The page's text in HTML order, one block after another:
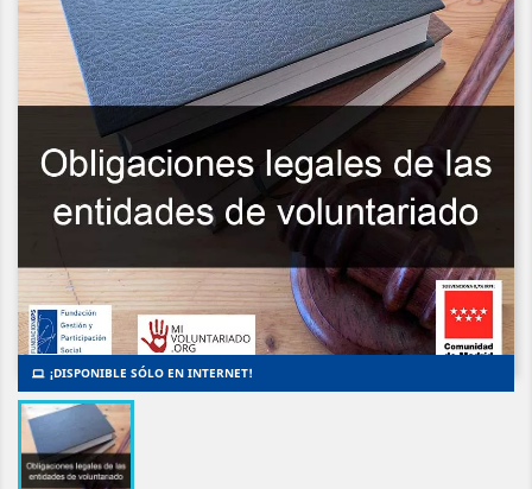
¡DISPONIBLE SÓLO EN INTERNET!